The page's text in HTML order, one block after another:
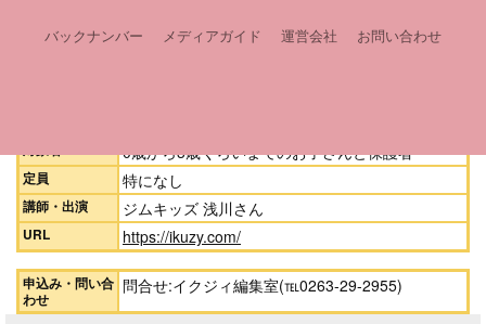
バックナンバー メディアガイド 運営会社 お問い合わせ
開催日 2026年7月14日
0歳から3歳くらいまでのお子さんと保護者
定員 特になし
講師・出演 ジムキッズ 浅川さん
URL https://ikuzy.com/
申込み・問い合
わせ
問合せ:イクジィ編集室(℡0263-29-2955)